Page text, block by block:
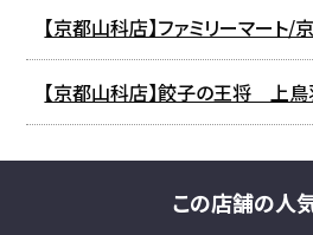
【京都山科店】ファミリーマート/
【京都山科店】餃子の王将 上
この店舗の人